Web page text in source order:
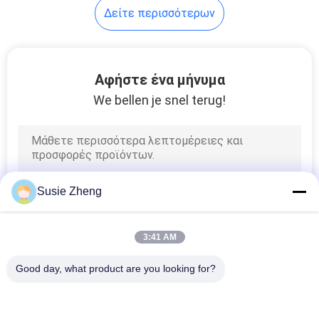
Δείτε περισσότερων
Αφήστε ένα μήνυμα
We bellen je snel terug!
Susie Zheng
3:41 AM
Good day, what product are you looking for?